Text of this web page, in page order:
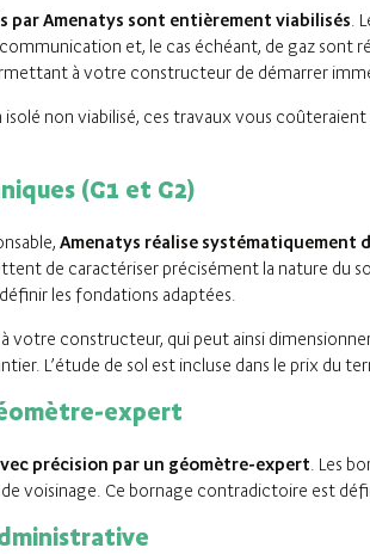
par Amenatys sont entièrement viabilisés.
et, le cas échéant, de gaz sont
à votre constructeur de démarrer
isolé non viabilisé, ces travaux vous
(G1 et G2)
Amenatys réalise systématiquement
de caractériser précisément la nature du
les fondations adaptées.
votre constructeur, qui peut ainsi
L’étude de sol est incluse dans le prix du
expert
précision par un géomètre-expert. Les
voisinage. Ce bornage contradictoire est